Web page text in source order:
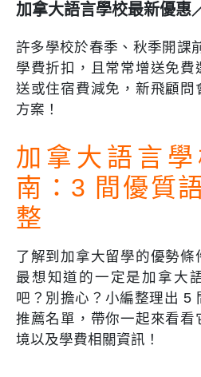
加拿大語言學校最新優惠
許多學校於春季、秋季開課
學費折扣，且常常增送免費
送或住宿費減免，新飛顧問
方案！
加拿大語言
南：3 間優質
整
了解到加拿大留學的優勢條
最想知道的一定是加拿大
吧？別擔心？小編整理出 5
推薦名單，帶你一起來看看
境以及學費相關資訊！